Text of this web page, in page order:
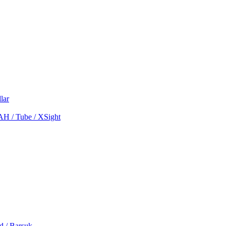
/ Tube / XSight